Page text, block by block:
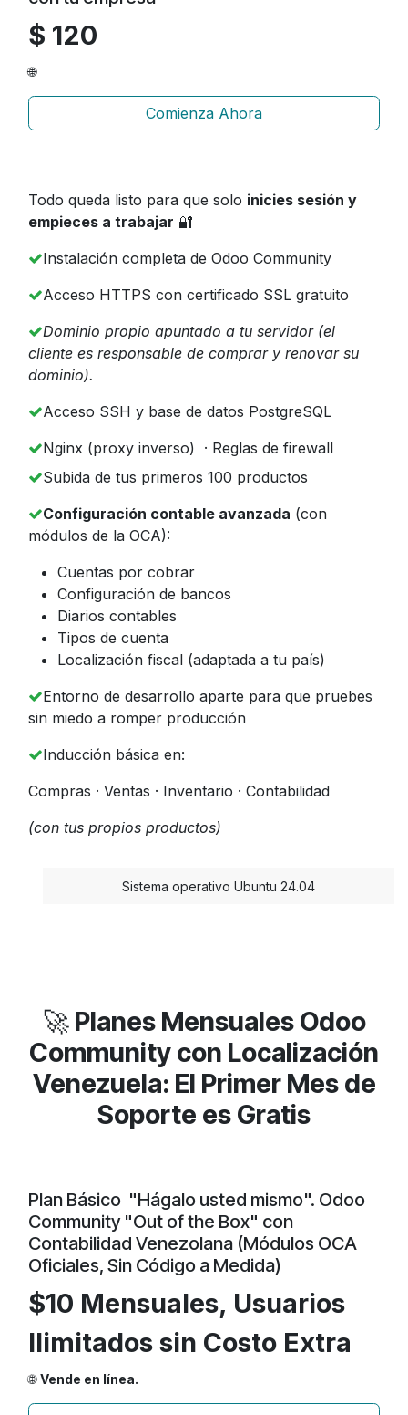
$ 120
🌐
Comienza Ahora
Todo queda listo para que solo inicies sesión y
empieces a trabajar 🔐
Instalación completa de Odoo Community
Acceso HTTPS con certificado SSL gratuito
Dominio propio apuntado a tu servidor (el
cliente es responsable de comprar y renovar su
dominio).
Acceso SSH y base de datos PostgreSQL
Nginx (proxy inverso) · Reglas de firewall
Subida de tus primeros 100 productos
Configuración contable avanzada (con
módulos de la OCA):
Cuentas por cobrar
Configuración de bancos
Diarios contables
Tipos de cuenta
Localización fiscal (adaptada a tu país)
Entorno de desarrollo aparte para que pruebes
sin miedo a romper producción
Inducción básica en:
Compras · Ventas · Inventario · Contabilidad
(con tus propios productos)
​Sistema operativo Ubuntu 24.04
🚀Planes Mensuales Odoo
Community con Localización
Venezuela: El Primer Mes de
Soporte es Gratis
Plan Básico "Hágalo usted mismo". Odoo
Community "Out of the Box" con
Contabilidad Venezolana (Módulos OCA
Oficiales, Sin Código a Medida)
$10 Mensuales, Usuarios
Ilimitados sin Costo Extra
🌐Vende en línea.